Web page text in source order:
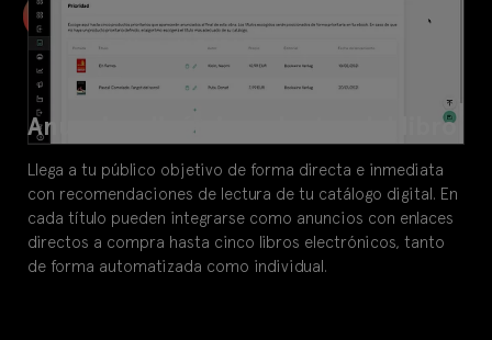
Anuncios dinámicos dentro del libro
Llega a tu público objetivo de forma directa e inmediata
con recomendaciones de lectura de tu catálogo digital. En
cada título pueden integrarse como anuncios con enlaces
directos a compra hasta cinco libros electrónicos, tanto
de forma automatizada como individual.